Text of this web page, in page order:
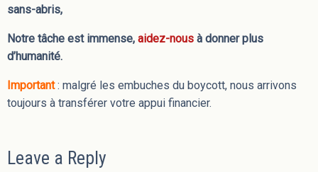
sans-abris,
Notre tâche est immense, aidez-nous à donner plus
d’humanité.
Important: malgré les embuches du boycott, nous arrivons
toujours à transférer votre appui financier.
Leave a Reply